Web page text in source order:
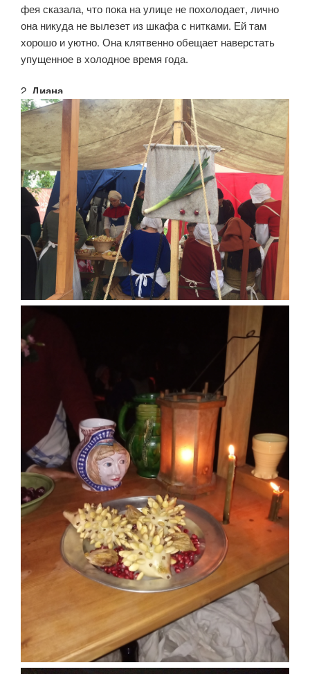
фея сказала, что пока на улице не похолодает, лично
она никуда не вылезет из шкафа с нитками. Ей там
хорошо и уютно. Она клятвенно обещает наверстать
упущенное в холодное время года.
2. Диана